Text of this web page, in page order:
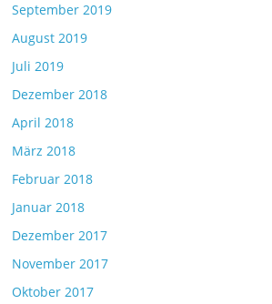
September 2019
August 2019
Juli 2019
Dezember 2018
April 2018
März 2018
Februar 2018
Januar 2018
Dezember 2017
November 2017
Oktober 2017